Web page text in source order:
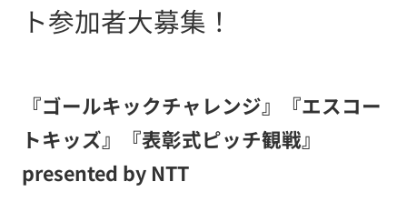
ト参加者大募集！
『ゴールキックチャレンジ』『エスコー
トキッズ』『表彰式ピッチ観戦』
presented by NTT